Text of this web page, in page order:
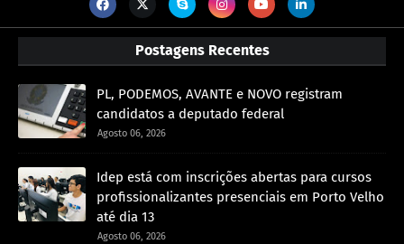
Postagens Recentes
PL, PODEMOS, AVANTE e NOVO registram
candidatos a deputado federal
Agosto 06, 2026
Idep está com inscrições abertas para cursos
profissionalizantes presenciais em Porto Velho
até dia 13
Agosto 06, 2026